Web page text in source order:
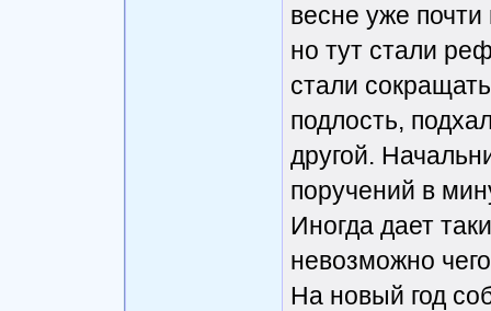
весне уже
но тут стали
стали
подлость,
другой.
поручений в
Иногда дает
невозможно
На новый год